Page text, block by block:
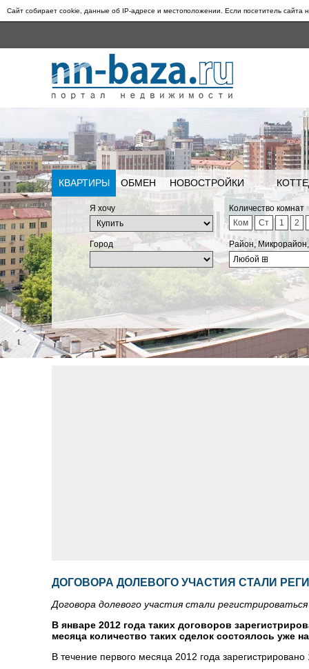
Сайт собирает cookie, данные об IP-адресе и местоположении. Если посетитель сайта
КВАРТИРЫ ОБМЕН НОВОСТРОЙКИ
Я хочу
Количество комнат
Ком
Ст 1 2
Город
Район,
Любой ⊞
ДОГОВОРА ДОЛЕВОГО УЧАСТИЯ СТАЛИ
Договора долевого участия стали
В январе 2012 года таких договоров
месяца количество таких сделок состоялось уже
В течение первого месяца 2012 года